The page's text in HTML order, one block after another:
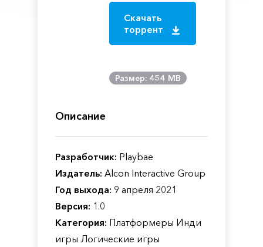
Скачать
торрент
Размер: 454 MB
Описание
Разработчик: Playbae
Издатель: Alcon Interactive Group
Год выхода: 9 апреля 2021
Версия: 1.0
Категория: Платформеры Инди
игры Логические игры